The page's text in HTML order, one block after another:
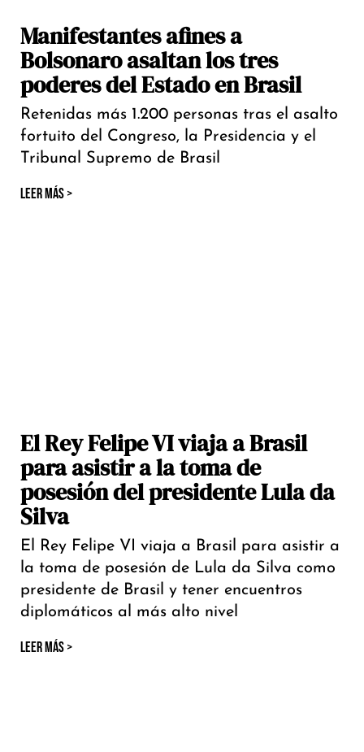
Manifestantes afines a
Bolsonaro asaltan los tres
poderes del Estado en Brasil
Retenidas más 1.200 personas tras el asalto
fortuito del Congreso, la Presidencia y el
Tribunal Supremo de Brasil
LEER MÁS >
El Rey Felipe VI viaja a Brasil
para asistir a la toma de
posesión del presidente Lula da
Silva
El Rey Felipe VI viaja a Brasil para asistir a
la toma de posesión de Lula da Silva como
presidente de Brasil y tener encuentros
diplomáticos al más alto nivel
LEER MÁS >